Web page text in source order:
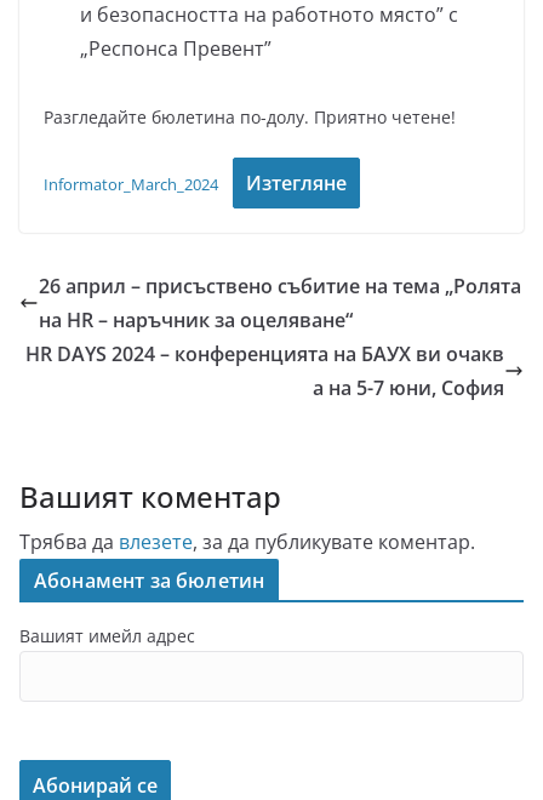
и безопасността на работното място” с
„Респонса Превент”
Разгледайте бюлетина по-долу. Приятно четене!
Informator_March_2024 Изтегляне
26 април – присъствено събитие на тема „Ролята
на HR – наръчник за оцеляване“
HR DAYS 2024 – конференцията на БАУХ ви очакв
а на 5-7 юни, София
Вашият коментар
Трябва да влезете, за да публикувате коментар.
Абонамент за бюлетин
Вашият имейл адрес